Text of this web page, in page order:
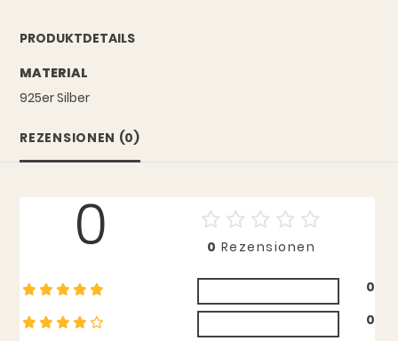
PRODUKTDETAILS
MATERIAL
925er Silber
REZENSIONEN (0)
0 0 Rezensionen
0
0